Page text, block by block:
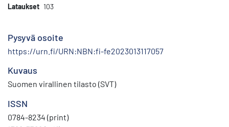
Lataukset 103
Pysyvä osoite
https://urn.fi/URN:NBN:fi-fe2023013117057
Kuvaus
Suomen virallinen tilasto (SVT)
ISSN
0784-8234 (print)